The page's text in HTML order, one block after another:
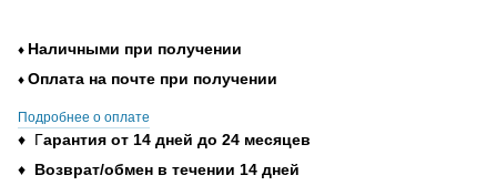
♦ Наличными при получении
♦ Оплата на почте при получении
Подробнее о оплате
♦ Гарантия от 14 дней до 24 месяцев
♦ Возврат/обмен в течении 14 дней